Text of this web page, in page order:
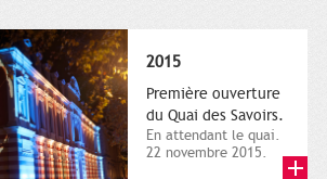
2015
Première ouverture
du Quai des Savoirs.
En attendant le quai.
22 novembre 2015.